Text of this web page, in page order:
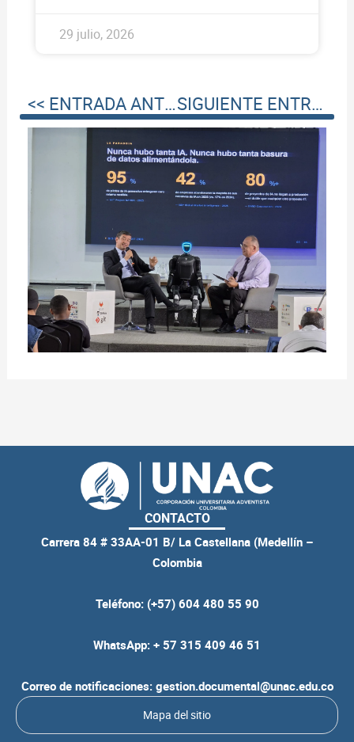
29 julio, 2026
<< ENTRADA ANTERIOR SIGUIENTE ENTRADA >>
CONTACTO
Carrera 84 # 33AA-01 B/ La Castellana (Medellín –
Colombia
Teléfono: (+57) 604 480 55 90
WhatsApp: + 57 315 409 46 51
Correo de notificaciones: gestion.documental@unac.edu.co
Mapa del sitio